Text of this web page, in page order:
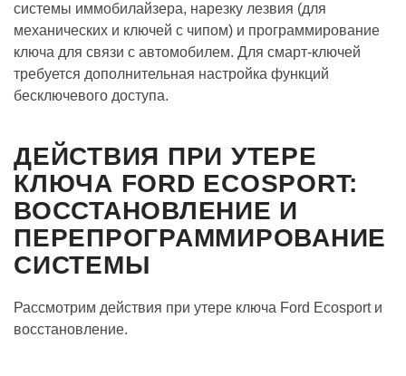
системы иммобилайзера, нарезку лезвия (для
механических и ключей с чипом) и программирование
ключа для связи с автомобилем. Для смарт-ключей
требуется дополнительная настройка функций
бесключевого доступа.
ДЕЙСТВИЯ ПРИ УТЕРЕ
КЛЮЧА FORD ECOSPORT:
ВОССТАНОВЛЕНИЕ И
ПЕРЕПРОГРАММИРОВАНИЕ
СИСТЕМЫ
Рассмотрим действия при утере ключа Ford Ecosport и
восстановление.